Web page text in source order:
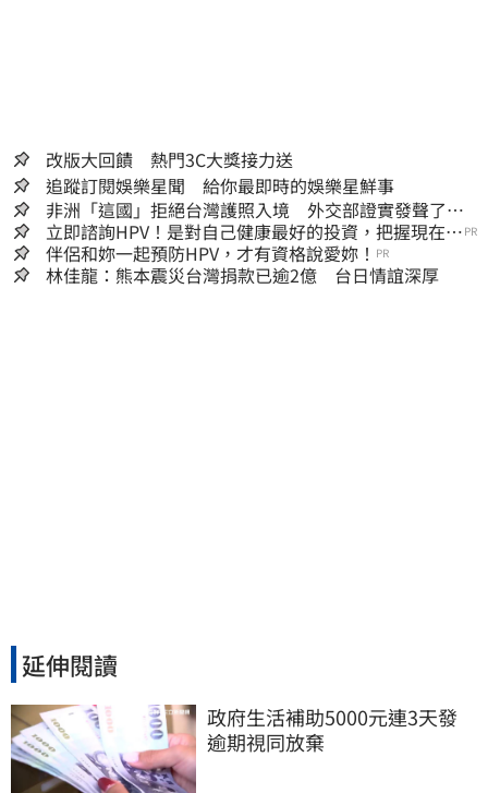
改版大回饋 熱門3C大獎接力送
追蹤訂閱娛樂星聞 給你最即時的娛樂星鮮事
非洲「這國」拒絕台灣護照入境 外交部證實發聲了：
持續交涉聯繫
立即諮詢HPV！是對自己健康最好的投資，把握現在不
嫌晚！
PR
伴侶和妳一起預防HPV，才有資格說愛妳！ PR
林佳龍：熊本震災台灣捐款已逾2億 台日情誼深厚
延伸閱讀
政府生活補助5000元連3天發
逾期視同放棄